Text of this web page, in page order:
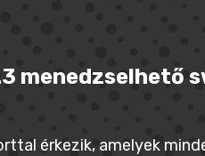
menedzselhető
érkezik, amelyek